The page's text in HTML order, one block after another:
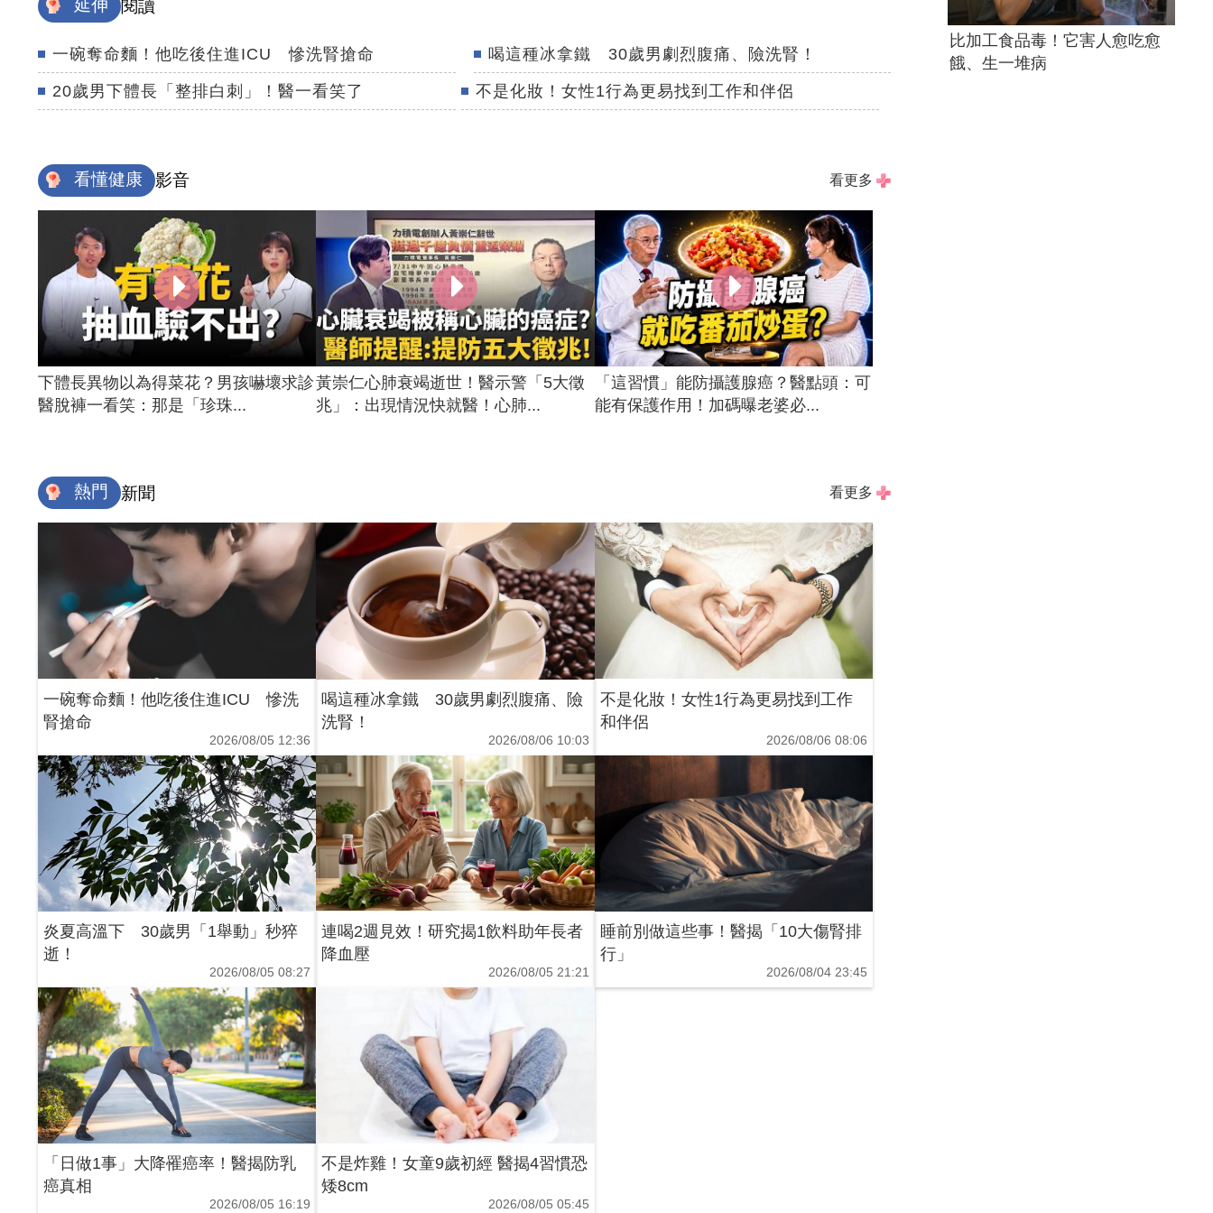
延伸 閱讀
一碗奪命麵！他吃後住進ICU 慘洗腎搶命 喝這種冰拿鐵 30歲男劇烈腹痛、險洗腎！
20歲男下體長「整排白刺」！醫一看笑了 不是化妝！女性1行為更易找到工作和伴侶
看懂健康 影音 看更多
下體長異物以為得菜花？男孩嚇壞求診
醫脫褲一看笑：那是「珍珠...
黃崇仁心肺衰竭逝世！醫示警「5大徵
兆」：出現情況快就醫！心肺...
「這習慣」能防攝護腺癌？醫點頭：可
能有保護作用！加碼曝老婆必...
熱門 新聞 看更多
一碗奪命麵！他吃後住進ICU 慘洗
腎搶命
2026/08/05 12:36
喝這種冰拿鐵 30歲男劇烈腹痛、險
洗腎！
2026/08/06 10:03
不是化妝！女性1行為更易找到工作
和伴侶
2026/08/06 08:06
炎夏高溫下 30歲男「1舉動」秒猝
逝！
2026/08/05 08:27
連喝2週見效！研究揭1飲料助年長者
降血壓
2026/08/05 21:21
睡前別做這些事！醫揭「10大傷腎排
行」
2026/08/04 23:45
「日做1事」大降罹癌率！醫揭防乳
癌真相
2026/08/05 16:19
不是炸雞！女童9歲初經 醫揭4習慣恐
矮8cm
2026/08/05 05:45
比加工食品毒！它害人愈吃愈
餓、生一堆病